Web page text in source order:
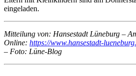
eingeladen.
Mitteilung von: Hansestadt Lüneburg –
Online: https://www.hansestadt-
– Foto: Lüne-Blog